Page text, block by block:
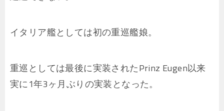
イタリア艦としては初の重巡艦娘。
重巡としては最後に実装されたPrinz Eugen以来
実に1年3ヶ月ぶりの実装となった。